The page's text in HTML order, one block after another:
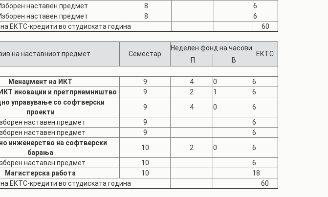
наставен предмет 8
6
наставен предмет 8
6
ЕКТС-кредити во студиската година
60
на наставниот предмет Семестар
Неделен фонд на часови
ЕКТС
П
В
Менаџмент на ИКТ 9 4 0
6
иновации и претприемништво 9 2 1
6
управување со софтверски
проекти
9 4 0
6
наставен предмет 9
6
наставен предмет 9
6
инженерство на софтверски
барања
10 2 0
6
наставен предмет 10
6
Магистерска работа 10
18
ЕКТС-кредити во студиската година
60